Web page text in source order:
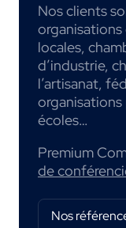
Nos clients
locales,
d’industrie,
l’artisanat,
organisations
écoles…
Premium
de
Nos